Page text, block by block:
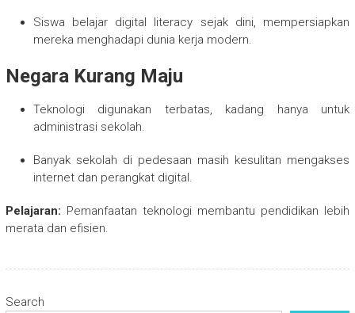
Siswa belajar digital literacy sejak dini, mempersiapkan
mereka menghadapi dunia kerja modern.
Negara Kurang Maju
Teknologi digunakan terbatas, kadang hanya untuk
administrasi sekolah.
Banyak sekolah di pedesaan masih kesulitan mengakses
internet dan perangkat digital.
Pelajaran: Pemanfaatan teknologi membantu pendidikan lebih
merata dan efisien.
Search